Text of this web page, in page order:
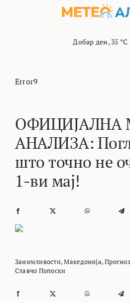
ИНТЕРЕСНО
КОНТАКТ
Добар ден, 35 °C
Error9
ОФИЦИЈАЛНА
АНАЛИЗА:
што точно не
1-ви мај!
Занимливости,Македонија,
Славчо Попоски